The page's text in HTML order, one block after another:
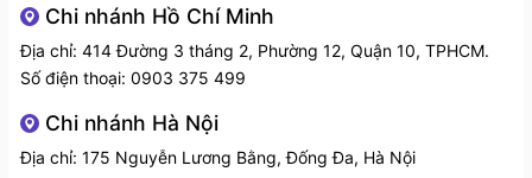
Mặt kính Schott Ceran - Made in Germany được viền INOX
- Hai bảng điều khiển độc lập cho 2 vùng nấu giúp dễ
Chi nhánh Hồ Chí Minh
Địa chỉ: 414 Đường 3 tháng 2, Phường 12, Quận 10, TPHCM.
Số điện thoại: 0903 375 499
Chi nhánh Hà Nội
Địa chỉ: 175 Nguyễn Lương Bằng, Đống Đa, Hà Nội